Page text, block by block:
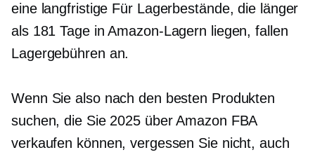
eine langfristige Für Lagerbestände, die länger
als 181 Tage in Amazon-Lagern liegen, fallen
Lagergebühren an.
Wenn Sie also nach den besten Produkten
suchen, die Sie 2025 über Amazon FBA
verkaufen können, vergessen Sie nicht, auch